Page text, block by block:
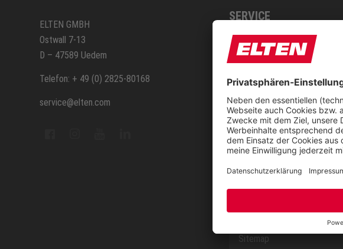
ELTEN GMBH
Ostwall 7-13
D – 47589 Uedem
Telefon: + 49 (0) 2825-80168
service@elten.com
SERVICE
Anfahrt
Vermessung KIDS by ELTEN
ELTEN Reparaturservice
FAQ
Sitemap